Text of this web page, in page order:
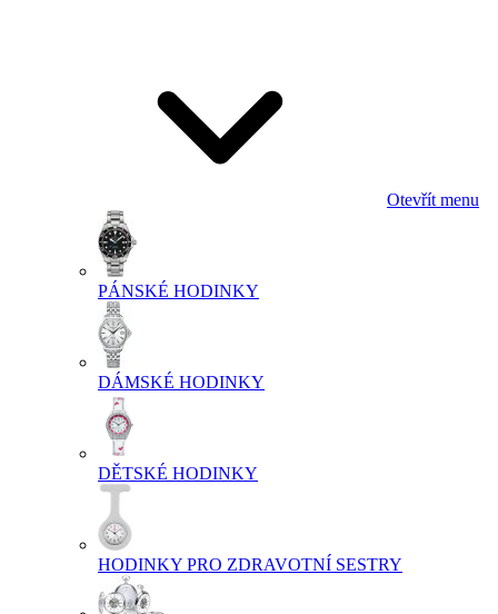
Otevřít menu
PÁNSKÉ HODINKY
DÁMSKÉ HODINKY
DĚTSKÉ HODINKY
HODINKY PRO ZDRAVOTNÍ SESTRY